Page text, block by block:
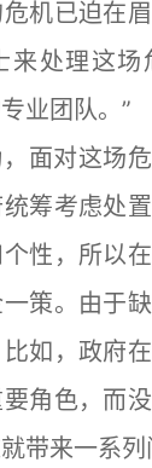
机已迫在
来处理这场
业团队。”
面对这场
筹考虑处
性，所以
策。由于
如，政府
角色，而
带来一系